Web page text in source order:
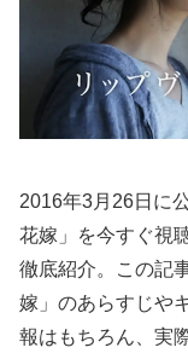
2016年3月26日に
花嫁」を今すぐ視
徹底紹介。この記
嫁」のあらすじや
報はもちろん、実